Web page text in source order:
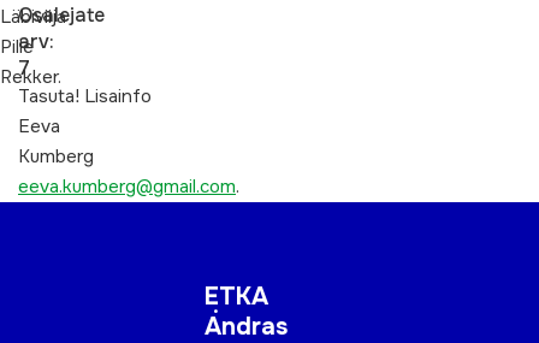
Läbiviija
Pille
Rekker.
Osalejate
arv:
7
Tasuta! Lisainfo
Eeva
Kumberg
eeva.kumberg@gmail.com.
ETKA
Andras